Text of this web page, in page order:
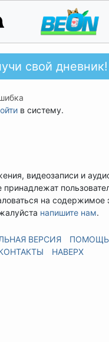
свой дневник!
в систему.
видеозаписи и
принадлежат
на содержимое
напишите нам.
ВЕРСИЯ ПОМОЩЬ
НАВЕРХ